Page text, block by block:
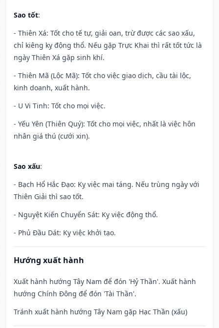
Sao tốt:
- Thiên Xá: Tốt cho tế tự, giải oan, trừ được các sao xấu,
chỉ kiêng kỵ động thổ. Nếu gặp Trực Khai thì rất tốt tức là
ngày Thiên Xá gặp sinh khí.
- Thiên Mã (Lộc Mã): Tốt cho việc giao dịch, cầu tài lộc,
kinh doanh, xuất hành.
- U Vi Tinh: Tốt cho mọi việc.
- Yếu Yên (Thiên Quý): Tốt cho mọi việc, nhất là việc hôn
nhân giá thú (cưới xin).
Sao xấu:
- Bạch Hổ Hắc Đạo: Kỵ việc mai táng. Nếu trùng ngày với
Thiên Giải thì sao tốt.
- Nguyệt Kiến Chuyển Sát: Kỵ việc động thổ.
- Phủ Đầu Dát: Kỵ việc khởi tạo.
Hướng xuất hành
Xuất hành hướng Tây Nam để đón 'Hỷ Thần'. Xuất hành
hướng Chính Đông để đón 'Tài Thần'.
Tránh xuất hành hướng Tây Nam gặp Hạc Thần (xấu)